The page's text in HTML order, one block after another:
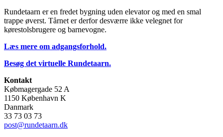
Rundetaarn er en fredet bygning uden elevator og med en smal
trappe øverst. Tårnet er derfor desværre ikke velegnet for
kørestolsbrugere og barnevogne.
Læs mere om adgangsforhold.
Besøg det virtuelle Rundetaarn.
Kontakt
Købmagergade 52 A
1150 København K
Danmark
33 73 03 73
post@rundetaarn.dk